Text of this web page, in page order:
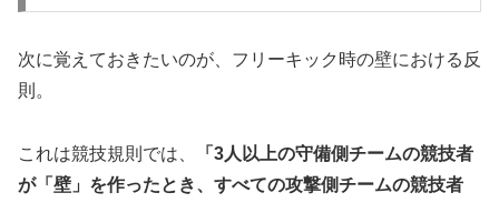
次に覚えておきたいのが、フリーキック時の壁における反
則。
これは競技規則では、
「3人以上の守備側チームの競技者
が「壁」を作ったとき、すべての攻撃側チームの競技者